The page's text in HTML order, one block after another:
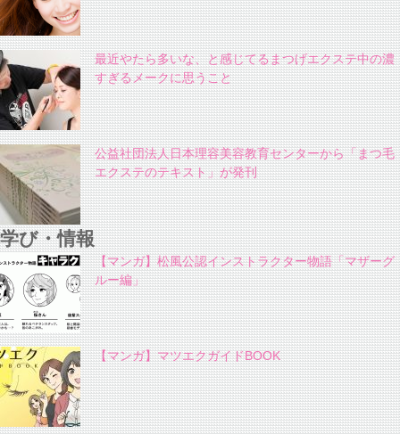
最近やたら多いな、と感じてるまつげエクステ中の濃
すぎるメークに思うこと
公益社団法人日本理容美容教育センターから「まつ毛
エクステのテキスト」が発刊
学び・情報
【マンガ】松風公認インストラクター物語「マザーグ
ルー編」
【マンガ】マツエクガイドBOOK